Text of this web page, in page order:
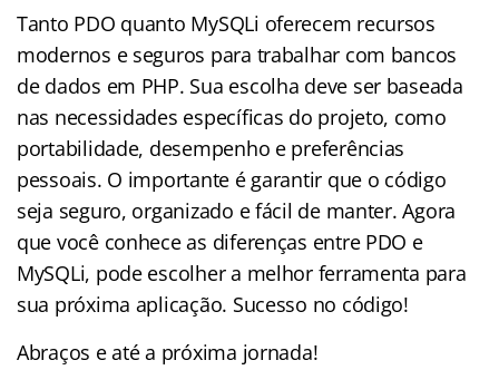
Tanto PDO quanto MySQLi oferecem recursos
modernos e seguros para trabalhar com bancos
de dados em PHP. Sua escolha deve ser baseada
nas necessidades específicas do projeto, como
portabilidade, desempenho e preferências
pessoais. O importante é garantir que o código
seja seguro, organizado e fácil de manter. Agora
que você conhece as diferenças entre PDO e
MySQLi, pode escolher a melhor ferramenta para
sua próxima aplicação. Sucesso no código!
Abraços e até a próxima jornada!